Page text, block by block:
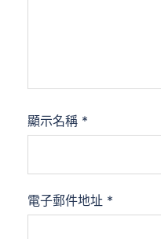
顯示名稱 *
電子郵件地址 *